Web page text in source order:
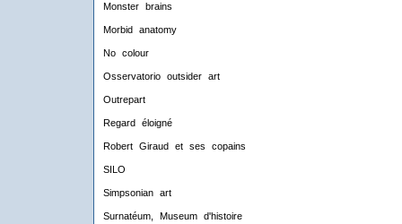
Monster brains
Morbid anatomy
No colour
Osservatorio outsider art
Outrepart
Regard éloigné
Robert Giraud et ses copains
SILO
Simpsonian art
Surnatéum, Museum d'histoire